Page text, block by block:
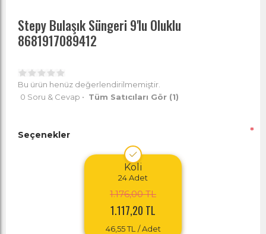
Stepy Bulaşık Süngeri 9'lu Oluklu
8681917089412
Bu ürün henüz değerlendirilmemiştir.
0 Soru & Cevap • Tüm Satıcıları Gör (1)
Seçenekler *
Koli
24Adet
1.176,00 TL
1.117,20 TL
46,55 TL / Adet